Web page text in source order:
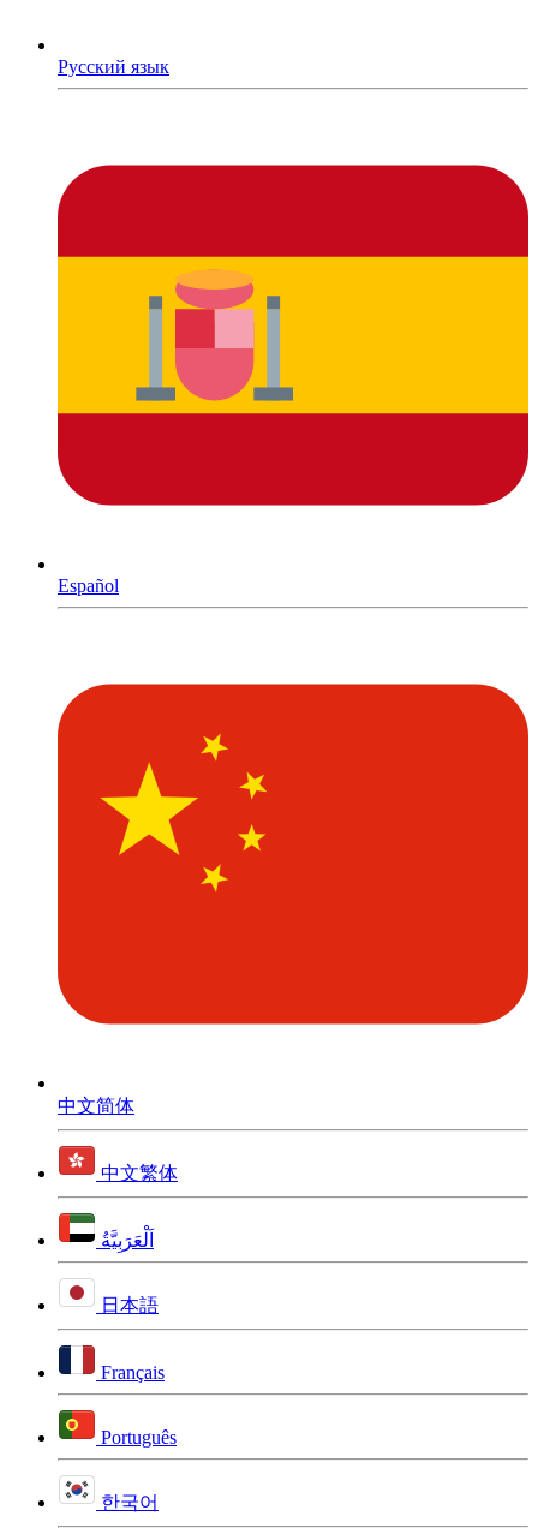
Русский язык
Español
中文简体
中文繁体
اَلْعَرَبِيَّةُ
日本語
Français
Português
한국어